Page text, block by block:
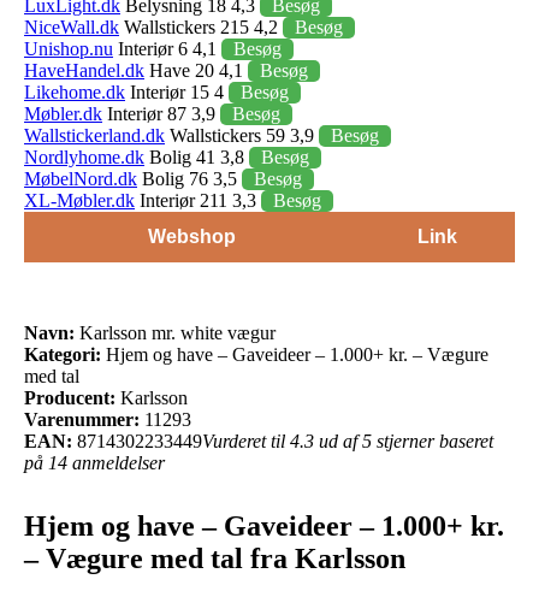
LuxLight.dk Belysning 18 4,3
Besøg
NiceWall.dk Wallstickers 215 4,2
Besøg
Unishop.nu Interiør 6 4,1
Besøg
HaveHandel.dk Have 20 4,1
Besøg
Likehome.dk Interiør 15 4
Besøg
Møbler.dk Interiør 87 3,9
Besøg
Wallstickerland.dk Wallstickers 59 3,9
Besøg
Nordlyhome.dk Bolig 41 3,8
Besøg
MøbelNord.dk Bolig 76 3,5
Besøg
XL-Møbler.dk Interiør 211 3,3
Besøg
Webshop
Link
Navn: Karlsson mr. white vægur
Kategori: Hjem og have – Gaveideer – 1.000+ kr. – Vægure
med tal
Producent: Karlsson
Varenummer: 11293
EAN: 8714302233449Vurderet til 4.3 ud af 5 stjerner baseret
på 14 anmeldelser
Hjem og have – Gaveideer – 1.000+ kr.
– Vægure med tal fra Karlsson